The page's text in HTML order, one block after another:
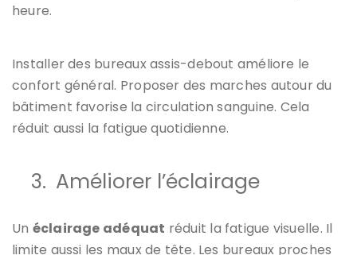
heure.
Installer des bureaux assis-debout améliore le
confort général. Proposer des marches autour du
bâtiment favorise la circulation sanguine. Cela
réduit aussi la fatigue quotidienne.
3. Améliorer l’éclairage
Un éclairage adéquat réduit la fatigue visuelle. Il
limite aussi les maux de tête. Les bureaux proches